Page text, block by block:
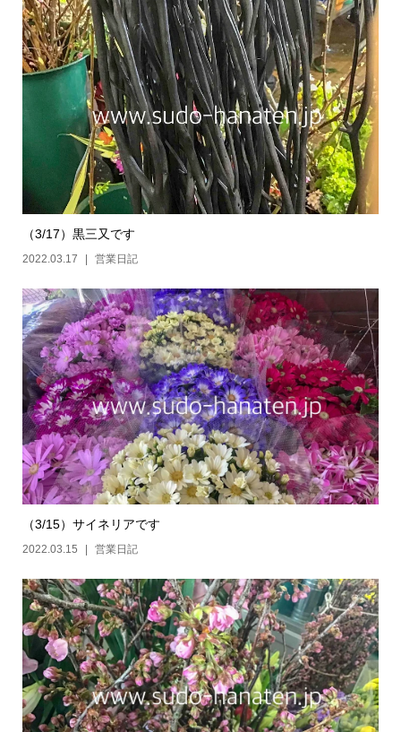
（3/17）黒三又です
2022.03.17 営業日記
（3/15）サイネリアです
2022.03.15 営業日記